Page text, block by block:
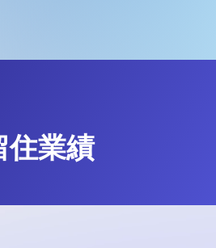
住業績